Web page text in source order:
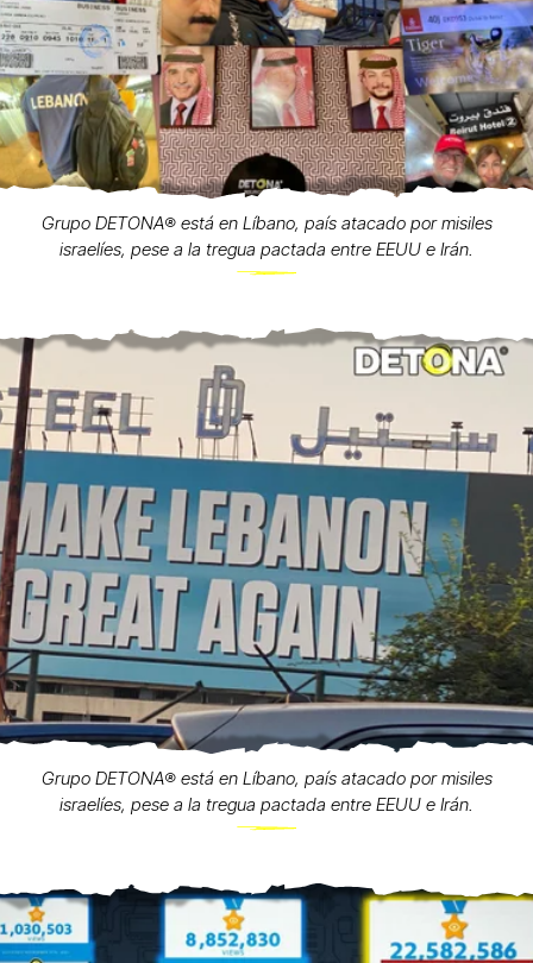
Grupo DETONA®️ está en Líbano, país atacado por misiles
israelíes, pese a la tregua pactada entre EEUU e Irán.
Grupo DETONA®️ está en Líbano, país atacado por misiles
israelíes, pese a la tregua pactada entre EEUU e Irán.